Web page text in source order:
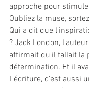
approche pour
Oubliez la muse,
Qui a dit que
? Jack London,
affirmait qu'il fallait la
détermination. Et il
L'écriture, c'est aussi